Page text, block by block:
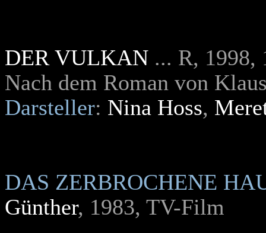
DER VULKAN ... R,
Nach dem Roman von
Darsteller: Nina Hoss,
DAS ZERBROCHENE
Günther, 1983, TV-Film